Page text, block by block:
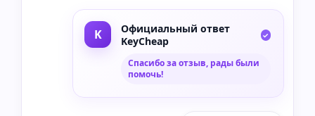
Официальный ответ
KeyCheap
Спасибо за отзыв, рады были
помочь!